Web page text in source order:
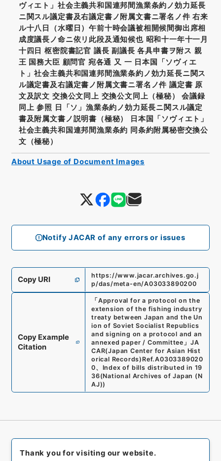
Notify JACAR of any errors or issues
ヴィエト」社会主義共和国連邦間漁業条約ノ効力延長
ニ関スル議定書及右議定書ノ附属文書ニ署名ノ件 右来
ル十八日（水曜日）午前十時会議被相開候間御出席相
成度議長ノ命ニ依リ此段及通知候也 昭和十一年十一月
十四日 枢密院書記官 議長 副議長 各具申書ヲ附ス 親
王 国務大臣 顧問官 宛各通 又 一 日本国「ソヴィエ
ト」社会主義共和国連邦間漁業条約ノ効力延長ニ関ス
ル議定書及右議定書ノ附属文書ニ署名ノ件 議定書 原
文及訳文 交換公文同上 交換公文同上（極秘） 会議録
同上 参照 日「ソ」漁業条約ノ効力延長ニ関スル議定
書及附属文書ノ説明書（極秘） 日本国「ソヴィエト」
社会主義共和国連邦間漁業条約 同条約附属秘密交換公
文（極秘）
Copy URI
https://www.jacar.archives.go.j
p/das/meta-en/A03033890200
Copy Example
Citation
「Approval for a protocol on the
extension of the fishing industry
treaty between Japan and the Un
ion of Soviet Socialist Republics
and signing on a protocol and an
annexed paper / Committee 」 JA
CAR(Japan Center for Asian Hist
orical Records) Ref.A0303389020
0、 Index of bills distributed in 19
36(National Archives of Japan (N
AJ))
About Usage of Document Images
Thank you for visiting our website.